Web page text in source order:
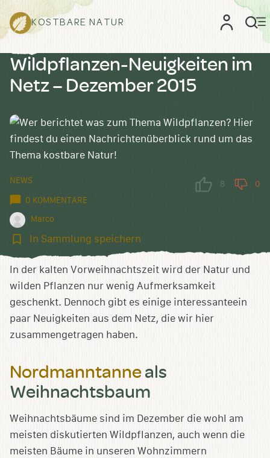
KOSTBARE NATUR
Wildpflanzen-Neuigkeiten im
Netz – Dezember 2015
NEWS
0 KOMMENTARE
Marco
8 0
In
speichern
In Sammlung speichern
In der kalten Vorweihnachtszeit wird der Natur und
wilden Pflanzen nur wenig Aufmerksamkeit
geschenkt. Dennoch gibt es einige interessanteein
paar Neuigkeiten aus dem Netz, die wir hier
zusammengetragen haben.
Nordmanntanneals
Weihnachtsbaum
Weihnachtsbäume sind im Dezember die wohl am
meisten diskutierten Wildpflanzen, auch wenn die
meisten Bäume in unseren Wohnzimmern